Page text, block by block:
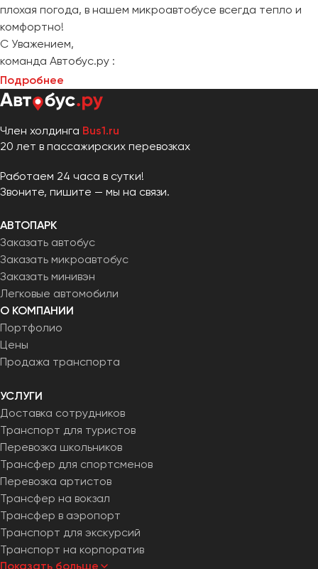
плохая погода, в нашем микроавтобусе всегда тепло и
комфортно!
С Уважением,
команда Автобус.ру :
Подробнее
Член холдинга Bus1.ru
20 лет в пассажирских перевозках
Работаем 24 часа в сутки!
Звоните, пишите — мы на связи.
АВТОПАРК
Заказать автобус
Заказать микроавтобус
Заказать минивэн
Легковые автомобили
О КОМПАНИИ
Портфолио
Цены
Продажа транспорта
УСЛУГИ
Доставка сотрудников
Транспорт для туристов
Перевозка школьников
Трансфер для спортсменов
Перевозка артистов
Трансфер на вокзал
Трансфер в аэропорт
Транспорт для экскурсий
Транспорт на корпоратив
Показать больше